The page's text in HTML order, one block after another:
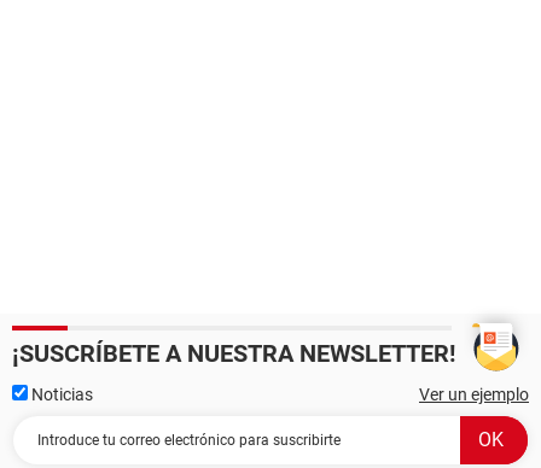
¡SUSCRÍBETE A NUESTRA NEWSLETTER!
Noticias Ver un ejemplo